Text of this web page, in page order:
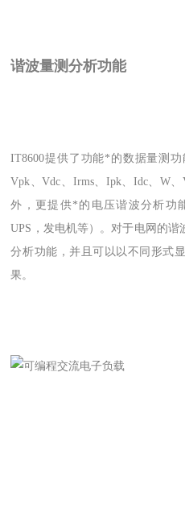
谐波量测分析功能
IT8600提供了功能*的数据量测功
Vpk、Vdc、Irms、Ipk、Idc、W
外，更提供*的电压谐波分析功
UPS，发电机等）。对于电网的
分析功能，并且可以以不同形式
果。